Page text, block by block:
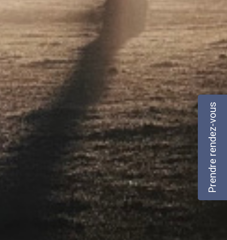
Prendre rendez-vous